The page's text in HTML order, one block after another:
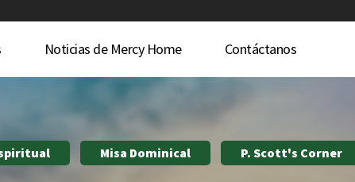
Noticias de Mercy Home Contáctanos
Misa Dominical P. Scott's Corner